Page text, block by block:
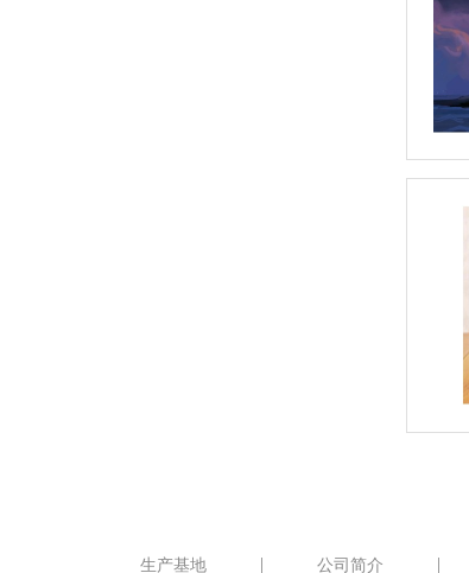
生产基地 公司简介